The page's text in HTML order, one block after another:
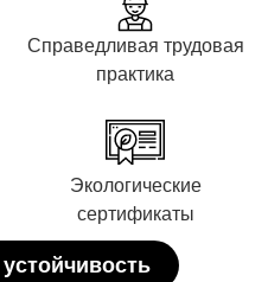
Справедливая трудовая
практика
Экологические
сертификаты